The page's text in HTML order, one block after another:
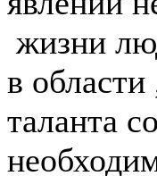
жизни
в области
таланта